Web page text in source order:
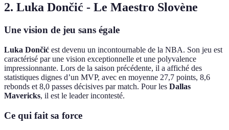
2. Luka Dončić - Le Maestro Slovène
Une vision de jeu sans égale
Luka Dončić est devenu un incontournable de la NBA. Son jeu est
caractérisé par une vision exceptionnelle et une polyvalence
impressionnante. Lors de la saison précédente, il a affiché des
statistiques dignes d’un MVP, avec en moyenne 27,7 points, 8,6
rebonds et 8,0 passes décisives par match. Pour les Dallas
Mavericks, il est le leader incontesté.
Ce qui fait sa force